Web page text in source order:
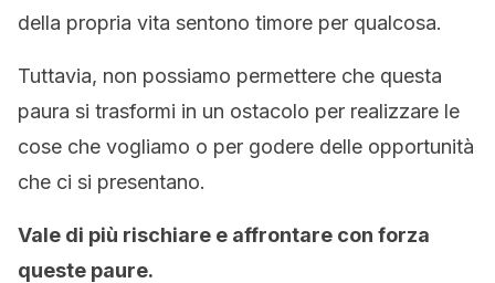
della propria vita sentono timore per qualcosa.
Tuttavia, non possiamo permettere che questa
paura si trasformi in un ostacolo per realizzare le
cose che vogliamo o per godere delle opportunità
che ci si presentano.
Vale di più rischiare e affrontare con forza
queste paure.